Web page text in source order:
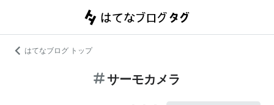
はてなブログ トップ
サーモカメラ